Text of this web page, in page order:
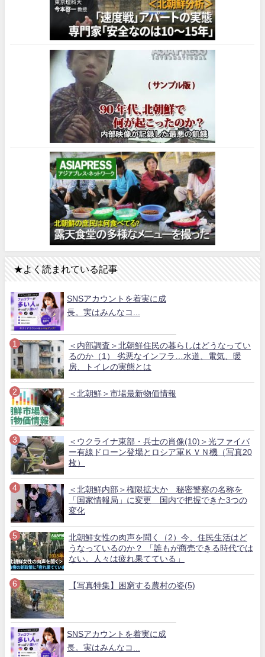
★よく読まれている記事
SNSアカウントを着実に成
長。実はみんなコ...
＜内部調査＞北朝鮮住民の暮らしはどうなってい
るのか（1） 劣悪なインフラ…水道、電気、暖
房、トイレの実態とは
＜北朝鮮＞市場最新物価情報
＜ウクライナ東部・兵士の肖像(10)＞光ファイバ
ー有線ドローン登場とロシア軍ＫＶＮ機（写真20
枚）
＜北朝鮮内部＞権限拡大か 秘密警察の名称を
「国家情報局」に変更 国内で把握できた3つの
変化
北朝鮮女性の肉声を聞く（2）今、住民生活はど
うなっているのか？ 「誰もが商売できる時代では
ない。人々は疲れ果てている」
【写真特集】困窮する農村の姿(5)
SNSアカウントを着実に成
長。実はみんなコ...